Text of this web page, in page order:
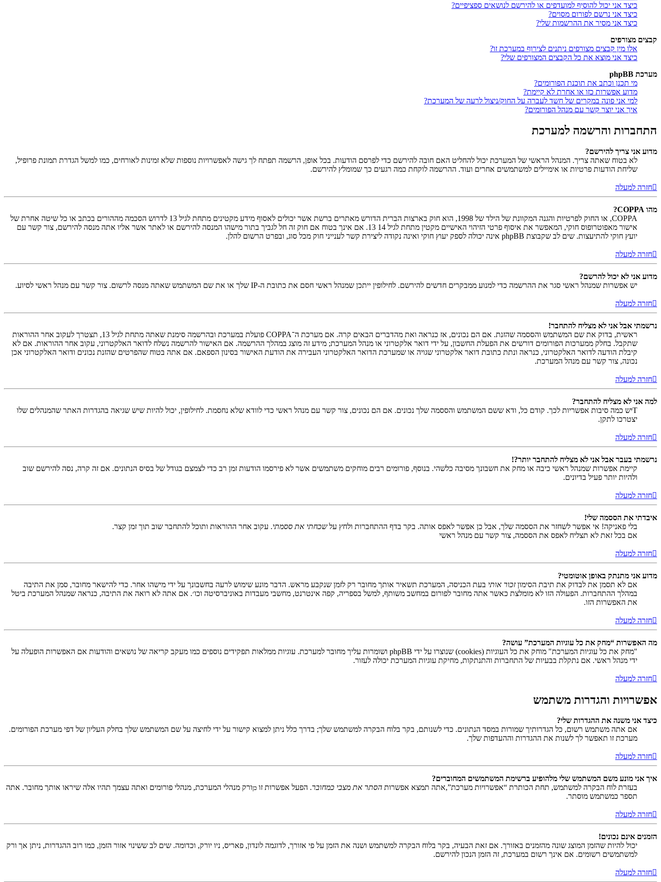
כיצד אני יכול להוסיף למועדפים או להירשם לנושאים ספציפיים?
כיצד אני נרשם לפורום מסוים?
כיצד אני מסיר את ההרשמות שלי?
קבצים מצורפים
אלו מין קבצים מצורפים ניתנים לצירוף במערכת זו?
כיצד אני מוצא את כל הקבצים המצורפים שלי?
מערכת phpBB
מי תכנן וכתב את תוכנת הפורומים?
מדוע אפשרות כזו או אחרת לא קיימת?
למי אני פונה במקרים של חשד לעברה על החוק/ניצול לרעה של המערכת?
איך אני יוצר קשר עם מנהל הפורומים?
התחברות והרשמה למערכת
מדוע אני צריך להירשם?
לא בטוח שאתה צריך. המנהל הראשי של המערכת יכול להחליט האם חובה להירשם כדי לפרסם הודעות. בכל אופן, הרשמה תפתח לך גישה לאפשרויות נוספות שלא זמינות לאורחים, כמו למשל הגדרת תמונת פרופיל,
שליחת הודעות פרטיות או אימיילים למשתמשים אחרים ועוד. ההרשמה לוקחת כמה רגעים כך שמומלץ להירשם.
חזרה למעלה
מהו COPPA?
COPPA, או החוק לפרטיות והגנה המקוונת של הילד של 1998, הוא חוק בארצות הברית הדורש מאתרים ברשת אשר יכולים לאסוף מידע מקטינים מתחת לגיל 13 לדרוש הסכמה מההורים בכתב או כל שיטה אחרת של
אישור מאפוטרופוס חוקי, המאפשר את איסוף פרטי הזיהוי האישיים מקטין מתחת לגיל 14 13. אם אינך בטוח אם חוק זה חל לגביך בתור מישהו המנסה להירשם או לאתר אשר אליו אתה מנסה להירשם, צור קשר עם
יועץ חוקי להתיעצות. שים לב שקבוצת phpBB אינה יכולה לספק יעוץ חוקי ואינה נקודה ליצירת קשר לענייני חוק מכל סוג, ובפרט הרשום להלן.
חזרה למעלה
מדוע אני לא יכול להרשם?
יש אפשרות שמנהל ראשי סגר את ההרשמה כדי למנוע ממבקרים חדשים להירשם. לחילופין ייתכן שמנהל ראשי חסם את כתובת ה-IP שלך או את שם המשתמש שאתה מנסה לרשום. צור קשר עם מנהל ראשי לסיוע.
חזרה למעלה
נרשמתי אבל אני לא מצליח להתחבר!
ראשית, בדוק את שם המשתמש והססמה שהזנת. אם הם נכונים, אז כנראה ואת מהדברים הבאים קרה. אם מערכת ה־COPPA פועלת במערכת ובהרשמה סימנת שאתה מתחת לגיל 13, תצטרך לעקוב אחר ההוראות
שתקבל. בחלק ממערכות הפורומים דורשים את הפעלת החשבון, על ידי דואר אלקטרוני או מנהל המערכת; מידע זה מוצג במהלך ההרשמה. אם האישור להרשמה נשלח לדואר האלקטרוני, עקוב אחר ההוראות. אם לא
קיבלת הודעה לדואר האלקטרוני, כנראה ונתת כתובת דואר אלקטרוני שגויה או שמערכת הדואר האלקטרוני העבירה את הודעת האישור בסינון הספאם. אם אתה בטוח שהפרטים שהזנת נכונים ודואר האלקטרוני אכן
נכונה, צור קשר עם מנהל המערכת.
חזרה למעלה
למה אני לא מצליח להתחבר?
Tיש כמה סיבות אפשריות לכך. קודם כל, ודא ששם המשתמש והססמה שלך נכונים. אם הם נכונים, צור קשר עם מנהל ראשי כדי לוודא שלא נחסמת. לחילופין, יכול להיות שיש שגיאה בהגדרות האתר שהמנהלים שלו
יצטרכו לתקן.
חזרה למעלה
נרשמתי בעבר אבל אני לא מצליח להתחבר יותר?!
קיימת אפשרות שמנהל ראשי כיבה או מחק את חשבונך מסיבה כלשהי. בנוסף, פורומים רבים מוחקים משתמשים אשר לא פירסמו הודעות זמן רב כדי לצמצם בגודל של בסיס הנתונים. אם זה קרה, נסה להירשם שוב
ולהיות יותר פעיל בדיונים.
חזרה למעלה
איבדתי את הססמה שלי!
בלי פאניקה! אי אפשר לשחזר את הססמה שלך, אבל כן אפשר לאפס אותה. בקר בדף ההתחברות ולחץ עלשכחתי את ססמתי. עקוב אחר ההוראות ותוכל להתחבר שוב תוך זמן קצר.
אם בכל זאת לא תצליח לאפס את הססמה, צור קשר עם מנהל ראשי
חזרה למעלה
מדוע אני מתנתק באופן אוטומטי?
אם לא תסמן את לבדוק את תיבת הסימוןזכור אותי בעת הכניסה, המערכת תשאיר אותך מחובר רק לזמן שנקבע מראש. הדבר מונע שימוש לרעה בחשבונך על ידי מישהו אחר. כדי להישאר מחובר, סמן את התיבה
במהלך ההתחברות. הפעולה הזו לא מומלצת כאשר אתה מחובר לפורום במחשב משותף, למשל בספריה, קפה אינטרנט, מחשבי מעבדות באוניברסיטה וכו׳. אם אתה לא רואה את התיבה, כנראה שמנהל המערכת ביטל
את האפשרות הזו.
חזרה למעלה
מה האפשרות “מחק את כל עוגיות המערכת” עושה?
"מחק את כל עוגיות המערכת" מוחק את כל העוגיות (cookies) שנוצרו על ידי phpBB ושומרות עליך מחובר למערכת. עוגיות ממלאות תפקידים נוספים כמו מעקב קריאה של נושאים והודעות אם האפשרות הופעלה על
ידי מנהל ראשי. אם נתקלת בבעיות של התחברות והתנתקות, מחיקת עוגיות המערכת יכולה לעזור.
חזרה למעלה
אפשרויות והגדרות משתמש
כיצד אני משנה את ההגדרות שלי?
אם אתה משתמש רשום, כל הגדרותיך שמורות במסד הנתונים. כדי לשנותם, בקר בלוח הבקרה למשתמש שלך; בדרך כלל ניתן למצוא קישור על ידי לחיצה על שם המשתמש שלך בחלק העליון של דפי מערכת הפורומים.
מערכת זו תאפשר לך לשנות את ההגדרות וההעדפות שלך.
חזרה למעלה
איך אני מונע משם המשתמש שלי מלהופיע ברשימת המשתמשים המחוברים?
בעזרת לוח הבקרה למשתמש, תחת הכותרת “אפשרויות מערכת”,אתה תמצא אפשרות הסתר את מצבי כמחובר. הפעל אפשרות זו כןורק מנהלי המערכת, מנהלי פורומים ואתה עצמך תהיו אלה שיראו אותך מחובר. אתה
תספר כמשתמש מוסתר.
חזרה למעלה
הזמנים אינם נכונים!
יכול להיות שהזמן המוצג שונה מהזמנים באזורך. אם זאת הבעיה, בקר בלוח הבקרה למשתמש ושנה את הזמן על פי אזורך, לדוגמה לונדון, פאריס, ניו יורק, וכדומה. שים לב ששינוי אזור הזמן, כמו רוב ההגדרות, ניתן אך ורק
למשתמשים רשומים. אם אינך רשום במערכת, זה הזמן הנכון להירשם.
חזרה למעלה